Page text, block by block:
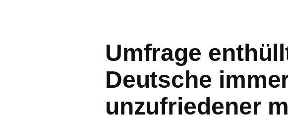
Umfrage
Deutsche
unzufriedener